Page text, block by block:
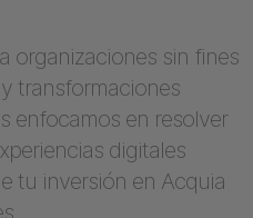
organizaciones sin fines
transformaciones
enfocamos en resolver
digitales
tu inversión en Acquia